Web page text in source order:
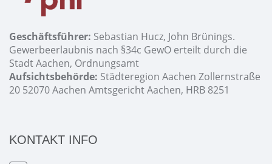
Geschäftsführer: Sebastian Hucz, John Brünings.
Gewerbeerlaubnis nach §34c GewO erteilt durch die
Stadt Aachen, Ordnungsamt
Aufsichtsbehörde: Städteregion Aachen Zollernstraße
20 52070 Aachen Amtsgericht Aachen, HRB 8251
KONTAKT INFO